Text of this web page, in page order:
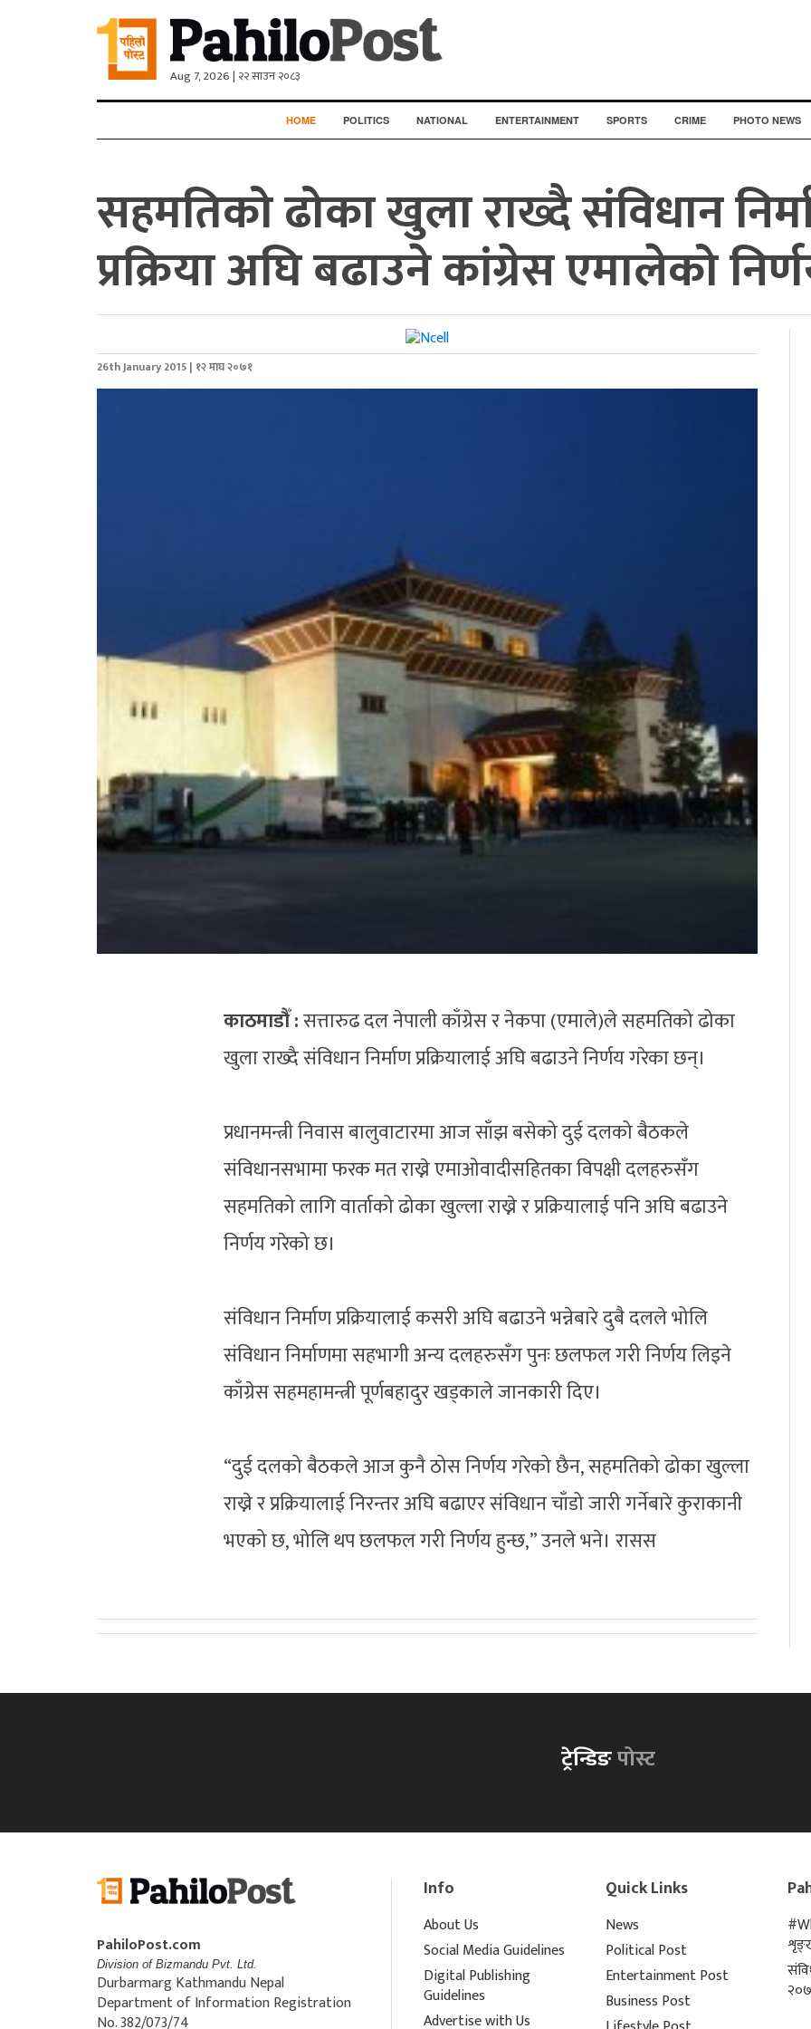
Aug 7, 2026 | २२ साउन २०८३
HOME POLITICS NATIONAL ENTERTAINMENT SPORTS CRIME PHOTO NEWS
सहमतिको ढोका खुला राख्दै संविधान
प्रक्रिया अघि बढाउने कांग्रेस एमालेको
26th January 2015 | १२ माघ २०७१
काठमाडौँ :सत्तारुढ दल नेपाली काँग्रेस र नेकपा (एमाले)ले सहमतिको ढोका
खुला राख्दै संविधान निर्माण प्रक्रियालाई अघि बढाउने निर्णय गरेका छन्।
प्रधानमन्त्री निवास बालुवाटारमा आज साँझ बसेको दुई दलको बैठकले
संविधानसभामा फरक मत राख्ने एमाओवादीसहितका विपक्षी दलहरुसँग
सहमतिको लागि वार्ताको ढोका खुल्ला राख्ने र प्रक्रियालाई पनि अघि बढाउने
निर्णय गरेको छ।
संविधान निर्माण प्रक्रियालाई कसरी अघि बढाउने भन्नेबारे दुबै दलले भोलि
संविधान निर्माणमा सहभागी अन्य दलहरुसँग पुनः छलफल गरी निर्णय लिइने
काँग्रेस सहमहामन्त्री पूर्णबहादुर खड्काले जानकारी दिए।
“दुई दलको बैठकले आज कुनै ठोस निर्णय गरेको छैन, सहमतिको ढोका खुल्ला
राख्ने र प्रक्रियालाई निरन्तर अघि बढाएर संविधान चाँडो जारी गर्नेबारे कुराकानी
भएको छ, भोलि थप छलफल गरी निर्णय हुन्छ,” उनले भने। रासस
ट्रेन्डिङपोस्ट
PahiloPost.com
Division of Bizmandu Pvt. Ltd.
Durbarmarg Kathmandu Nepal
Department of Information Registration
No. 382/073/74
Info
About Us
Social Media Guidelines
Digital Publishing
Guidelines
Advertise with Us
Quick Links
News
Political Post
Entertainment Post
Business Post